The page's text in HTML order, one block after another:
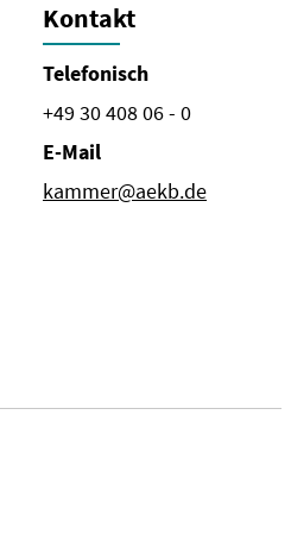
Kontakt
Telefonisch
+49 30 408 06 - 0
E-Mail
kammer@aekb.de